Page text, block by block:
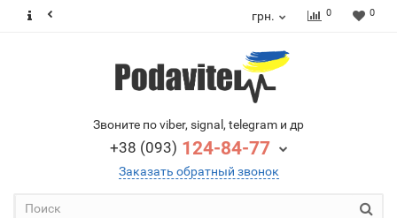
грн. 0 0
Звоните по viber, signal, telegram и др
+38 (093) 124-84-77
Заказать обратный звонок